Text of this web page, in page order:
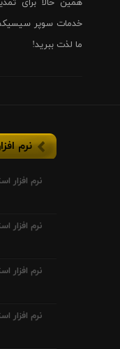
همین حالا برای
خدمات سوپر سیسیکم
ما لذت ببرید!
نرم
نرم افزار
نرم افزار
نرم افزار
نرم افزار